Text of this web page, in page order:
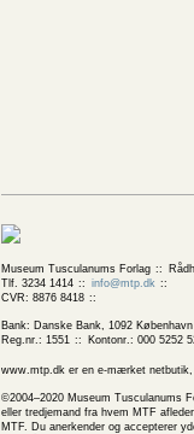
Museum Tusculanums Forlag
Tlf. 3234 1414
info@mtp.dk
CVR: 8876 8418
Bank: Danske Bank, 1092
Reg.nr.: 1551
Kontonr.: 000 5252
www.mtp.dk er en e-mærket
©2004–2020 Museum Tusculanums
eller tredjemand fra hvem MTF
MTF. Du anerkender og accepterer